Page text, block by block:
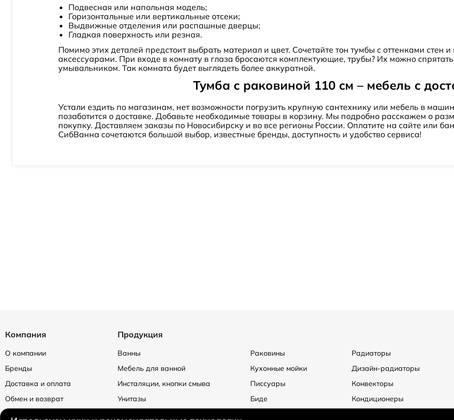
Подвесная или напольная модель;
Горизонтальные или вертикальные отсеки;
Выдвижные отделения или распашные дверцы;
Гладкая поверхность или резная.
Помимо этих деталей предстоит выбрать материал и цвет. Сочетайте тон тумбы с оттенками стен
аксессуарами. При входе в комнату в глаза бросаются комплектующие, трубы? Их можно
умывальником. Так комната будет выглядеть более аккуратной.
Тумба с раковиной 110 см – мебель с
Устали ездить по магазинам, нет возможности погрузить крупную сантехнику или мебель в
позаботится о доставке. Добавьте необходимые товары в корзину. Мы подробно расскажем о
покупку. Доставляем заказы по Новосибирску и во все регионы России. Оплатите на сайте или
СибВанна сочетаются большой выбор, известные бренды, доступность и удобство сервиса!
Компания
О компании
Бренды
Доставка и оплата
Обмен и возврат
Продукция
Ванны
Мебель для ванной
Инсталяции, кнопки смыва
Унитазы
Раковины
Кухонные мойки
Писсуары
Биде
Радиаторы
Дизайн-радиаторы
Конвекторы
Кондиционеры